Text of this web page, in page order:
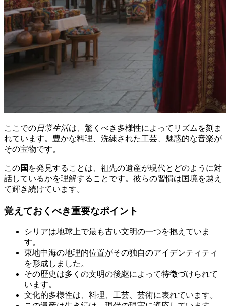
ここでの日常生活は、驚くべき多様性によってリズムを刻ま
れています。豊かな料理、洗練された工芸、魅惑的な音楽が
その宝物です。
この国 を発見することは、祖先の遺産が現代とどのように対
話しているかを理解することです。彼らの習慣は国境を越え
て輝き続けています。
覚えておくべき重要なポイント
シリアは地球上で最も古い文明の一つを抱えていま
す。
東地中海の地理的位置がその独自のアイデンティティ
を形成しました。
その歴史は多くの文明の後継によって特徴づけられて
います。
文化的多様性は、料理、工芸、芸術に表れています。